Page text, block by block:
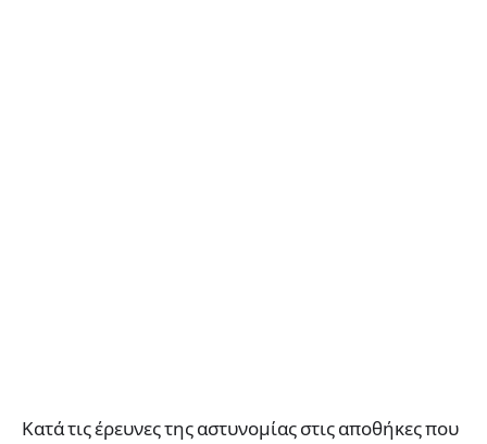
Κατά τις έρευνες της αστυνομίας στις αποθήκες που